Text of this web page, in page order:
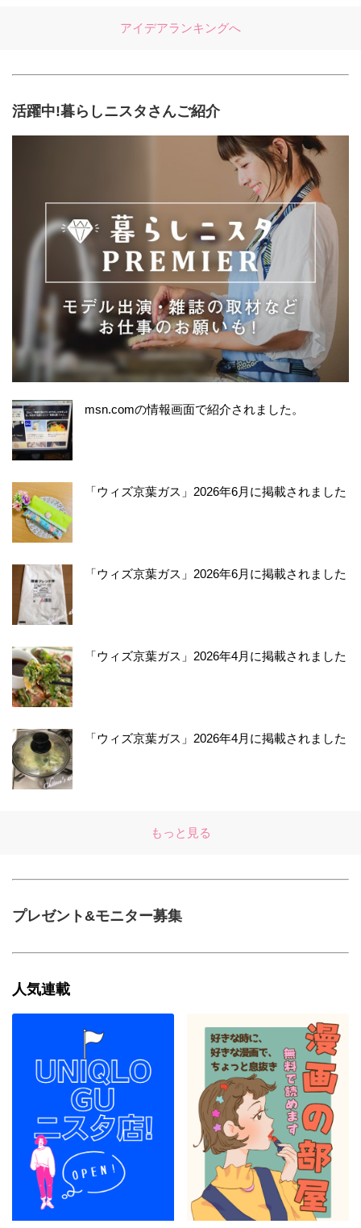
アイデアランキングへ
活躍中!暮らしニスタさんご紹介
msn.comの情報画面で紹介されました。
「ウィズ京葉ガス」2026年6月に掲載されました
「ウィズ京葉ガス」2026年6月に掲載されました
「ウィズ京葉ガス」2026年4月に掲載されました
「ウィズ京葉ガス」2026年4月に掲載されました
もっと見る
プレゼント&モニター募集
人気連載